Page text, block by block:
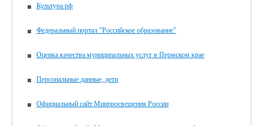
Культура.рф
Федеральный портал "Российское образование"
Оценка качества муниципальных услуг в Пермском крае
Персональные данные, дети
Официальный сайт Минпросвещения России